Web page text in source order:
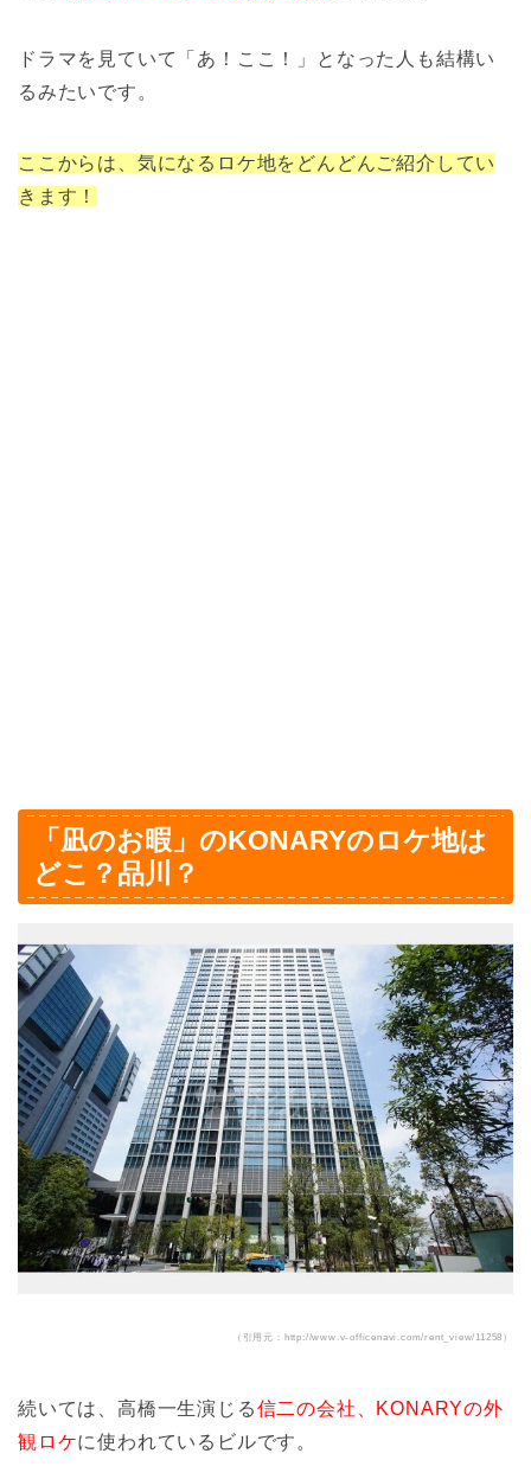
ドラマを見ていて「あ！ここ！」となった人も結構い
るみたいです。
ここからは、気になるロケ地をどんどんご紹介してい
きます！
「凪のお暇」のKONARYのロケ地は
どこ？品川？
（引用元：http://www.v-officenavi.com/rent_view/11258）
続いては、高橋一生演じる信二の会社、KONARYの外
観ロケに使われているビルです。